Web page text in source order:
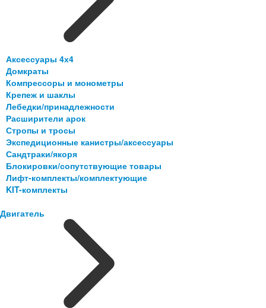
Аксессуары 4х4
Домкраты
Компрессоры и монометры
Крепеж и шаклы
Лебедки/принадлежности
Расширители арок
Стропы и тросы
Экспедиционные канистры/аксессуары
Сандтраки/якоря
Блокировки/сопутствующие товары
Лифт-комплекты/комплектующие
KIT-комплекты
Двигатель